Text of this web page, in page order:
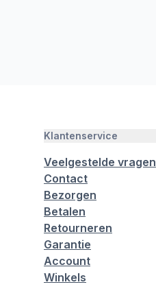
Klantenservice
Veelgestelde vragen
Contact
Bezorgen
Betalen
Retourneren
Garantie
Account
Winkels